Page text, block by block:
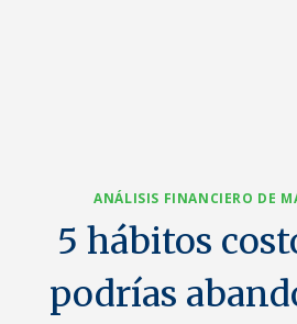
ANÁLISIS FINANCIERO DE
5 hábitos
podrías